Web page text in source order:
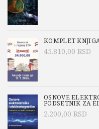
KOMPLET
45.810,00 RSD
OSNOVE
PODSETNIK ZA
2.200,00 RSD